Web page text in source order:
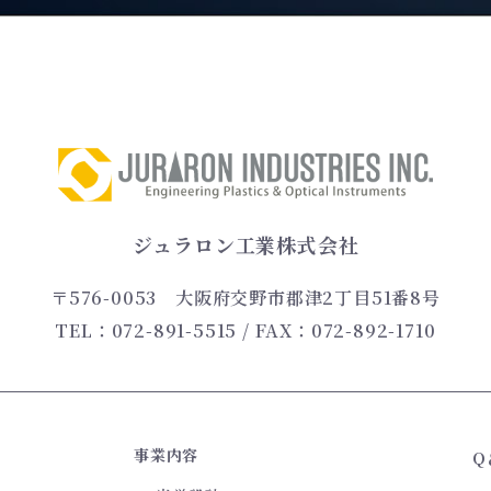
ジュラロン工業株式会社
〒576-0053 大阪府交野市郡津2丁目51番8号
TEL：072-891-5515 / FAX：072-892-1710
事業内容
Q